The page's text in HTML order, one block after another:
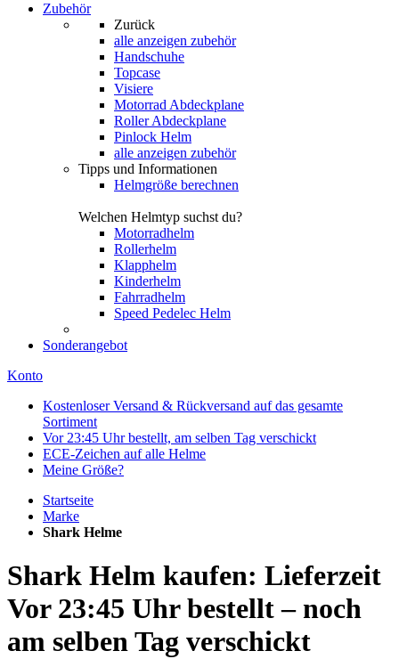
Zubehör
Zurück
alle anzeigen zubehör
Handschuhe
Topcase
Visiere
Motorrad Abdeckplane
Roller Abdeckplane
Pinlock Helm
alle anzeigen zubehör
Tipps und Informationen
Helmgröße berechnen
Welchen Helmtyp suchst du?
Motorradhelm
Rollerhelm
Klapphelm
Kinderhelm
Fahrradhelm
Speed Pedelec Helm
Sonderangebot
Konto
Kostenloser Versand & Rückversand auf das gesamte
Sortiment
Vor 23:45 Uhr bestellt, am selben Tag verschickt
ECE-Zeichen auf alle Helme
Meine Größe?
Startseite
Marke
Shark Helme
Shark Helm kaufen: Lieferzeit
Vor 23:45 Uhr bestellt – noch
am selben Tag verschickt